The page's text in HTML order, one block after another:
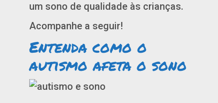
um sono de qualidade às crianças.
Acompanhe a seguir!
Entenda como o
autismo afeta o sono